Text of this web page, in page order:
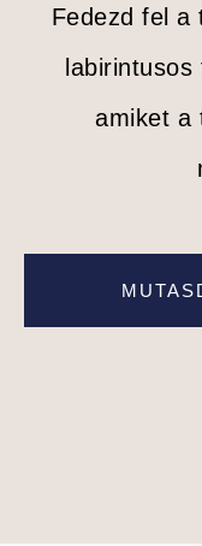
Fedezd fel a
amiket a